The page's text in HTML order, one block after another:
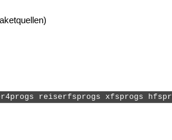
reiserfsprogs xfsprogs